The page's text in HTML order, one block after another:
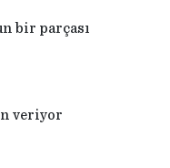
bir parçası
veriyor